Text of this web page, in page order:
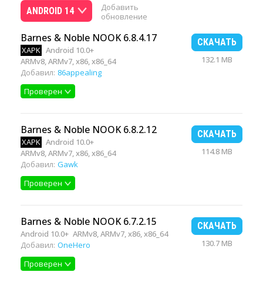
ANDROID 14
Добавить
обновление
Barnes & Noble NOOK 6.8.4.17
XAPK Android 10.0+
ARMv8, ARMv7, x86, x86_64
Добавил: 86appealing
Проверен
СКАЧАТЬ
132.1 MB
Barnes & Noble NOOK 6.8.2.12
XAPK Android 10.0+
ARMv8, ARMv7, x86, x86_64
Добавил: Gawk
Проверен
СКАЧАТЬ
114.8 MB
Barnes & Noble NOOK 6.7.2.15
Android 10.0+ ARMv8, ARMv7, x86, x86_64
Добавил: OneHero
Проверен
СКАЧАТЬ
130.7 MB